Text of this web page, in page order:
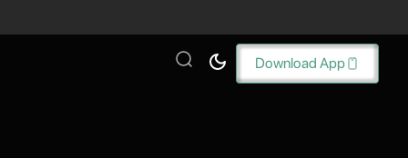
Download App